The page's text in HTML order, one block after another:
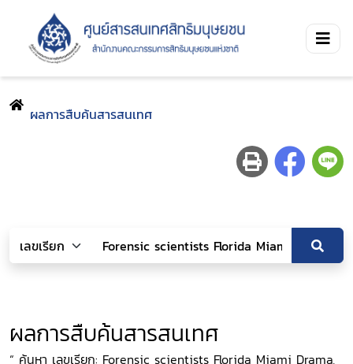
ผลการสืบค้นสารสนเทศ
ผลการสืบค้นสารสนเทศ
“ ค้นหา เลขเรียก: Forensic scientists Florida Miami Drama,